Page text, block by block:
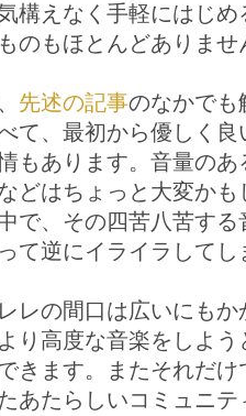
構えなく手軽にはじめ
のもほとんどありませ
先述の記事のなかでも
て、最初から優しく
もあります。音量の
どはちょっと大変か
で、その四苦八苦す
て逆にイライラしてし
レの間口は広いにも
り高度な音楽をしよ
きます。またそれだ
あたらしいコミュニ